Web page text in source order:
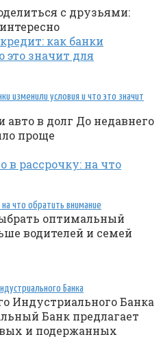
с друзьями:
изменили условия и что это значит
в долг До недавнего
проще
что обратить внимание
оптимальный
водителей и семей
Банка
Индустриального Банка
Банк предлагает
и подержанных